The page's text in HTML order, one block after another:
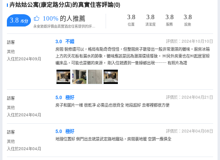
卉姑姑公寓(康定路分店)的真實住客評論(0)
3.8 /5分 100% 的人推薦
永安旅遊評價由真實酒店住客提供的評價。
3.8
位置
3.8
清潔度
3.8
服務
3.8
設施
訪客
其他
入住於2024年09月
3.0 不錯
評價於：2024年10月10日
房間 裝修還可以，格局有點奇奇怪怪，但整間房子散發出一股非常潮濕的黴味。廚房冰箱
上方的天花板有漏水的跡象，黴味應該是因為潮濕環境導致。 ￼另外房東也在￼起居室晾
曬床品，可能也是黴的來源。 剛入住就遇到一隻蟑螂出現⋯⋯⋯ 有照片為證
訪客
其他
入住於2024年04月
5.0 極好
評價於：2024年04月21日
房子和圖片一樣 很乾凈 必需品也很齊全 地段超好 去哪裡都很方便
訪客
其他
入住於2024年04月
5.0 極好
評價於：2024年04月08日
地理位置好 側門出去就是武定路地鐵站，房間裏地暖 空調一應俱全